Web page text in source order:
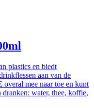
plastics en biedt
aan van de
mee naar toe en kunt
water, thee, koffie,